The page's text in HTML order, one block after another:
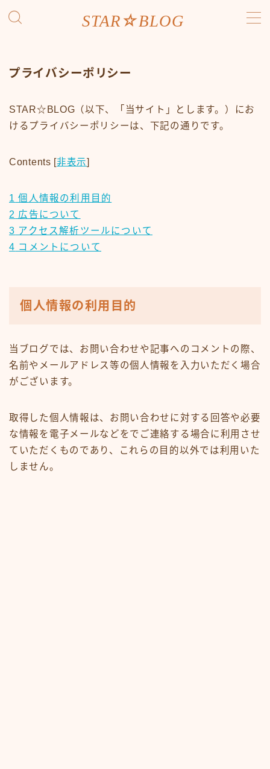
STAR☆BLOG
トップページ
免責事項
利用規約／特定商取引法に基づく表記
運営者情報
プライバシーポリシー
STAR☆BLOG（以下、「当サイト」とします。）にお
けるプライバシーポリシーは、下記の通りです。
Contents [非表示]
1 個人情報の利用目的
2 広告について
3 アクセス解析ツールについて
4 コメントについて
個人情報の利用目的
当ブログでは、お問い合わせや記事へのコメントの際、
名前やメールアドレス等の個人情報を入力いただく場合
がございます。
取得した個人情報は、お問い合わせに対する回答や必要
な情報を電子メールなどをでご連絡する場合に利用させ
ていただくものであり、これらの目的以外では利用いた
しません。